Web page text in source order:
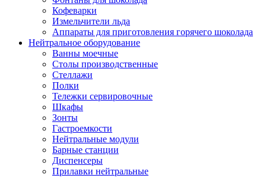
Кофеварки
Измельчители льда
Аппараты для приготовления горячего шоколада
Нейтральное оборудование
Ванны моечные
Столы производственные
Стеллажи
Полки
Тележки сервировочные
Шкафы
Зонты
Гастроемкости
Нейтральные модули
Барные станции
Диспенсеры
Прилавки нейтральные